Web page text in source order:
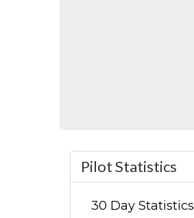
Pilot Statistics
30 Day Statistics